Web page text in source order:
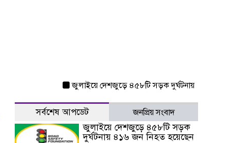
জুলাইয়ে দেশজুড়ে ৪৫৮টি সড়ক দুর্ঘটনায় ৪১৬ জন নিহত হয়েছেন
সর্বশেষ আপডেট জনপ্রিয় সংবাদ
জুলাইয়ে দেশজুড়ে ৪৫৮টি সড়ক
দুর্ঘটনায় ৪১৬ জন নিহত হয়েছেন